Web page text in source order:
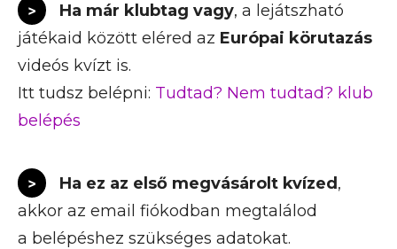
> Ha már klubtag vagy, a lejátszható
játékaid között eléred az Európai körutazás
videós kvízt is.
Itt tudsz belépni: Tudtad? Nem tudtad? klub
belépés
> Ha ez az első megvásárolt kvízed ,
akkor az email fiókodban megtalálod
a belépéshez szükséges adatokat.